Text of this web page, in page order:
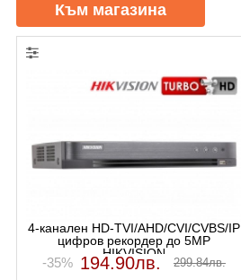
Към магазина
4-канален HD-TVI/AHD/CVI/CVBS/IP
цифров рекордер до 5MP
HIKVISION
-35% 194.90лв. 299.84лв.